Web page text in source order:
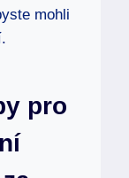
mohli
pro